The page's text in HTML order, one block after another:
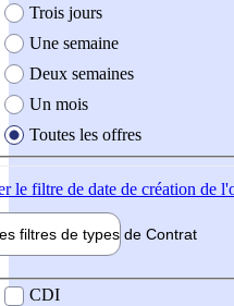
Trois jours
Une semaine
Deux semaines
Un mois
Toutes les offres
le filtre de date de création de
filtres de types de Contrat
contrat
CDI